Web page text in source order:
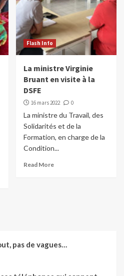
Flash Info
La ministre Virginie
Bruant en visite à la
DSFE
16 mars 2022 0
La ministre du Travail, des
Solidarités et de la
Formation, en charge de la
Condition...
Read More
pas de vagues…